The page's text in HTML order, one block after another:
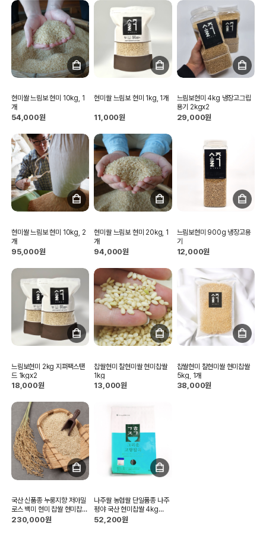
현미쌀 느림보 현미 10kg, 1
개
54,000원
현미쌀 느림보 현미 1kg, 1개
11,000원
느림보현미 4kg 냉장고그립
용기 2kgx2
29,000원
현미쌀 느림보 현미 10kg, 2
개
95,000원
현미쌀 느림보 현미 20kg, 1
개
94,000원
느림보현미 900g 냉장고용
기
12,000원
느림보현미 2kg 지퍼팩스탠
드 1kgx2
18,000원
찹쌀현미 찰현미쌀 현미찹쌀
1kg
13,000원
찹쌀현미 찰현미쌀 현미찹쌀
5kg, 1개
38,000원
국산 신품종 누룽지향 저아밀
로스 백미 현미 찹쌀 현미찹쌀
1kg 2kg 5kg 10kg
230,000원
나주쌀 농협쌀 단일품종 나주
평야 국산 현미찹쌀 4kg
10kg 1kg
52,200원